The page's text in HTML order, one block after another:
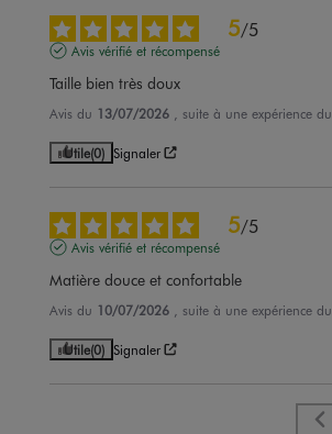
5/5
Avis vérifié et récompensé
Taille bien très doux
Avis du 13/07/2026 , suite à une expérience du
Utile(0) Signaler
5/5
Avis vérifié et récompensé
Matière douce et confortable
Avis du 10/07/2026 , suite à une expérience du
Utile(0) Signaler